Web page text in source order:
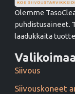
Olemme
puhdistusaineet.
laadukkaita
Siivous
Siivouskoneet